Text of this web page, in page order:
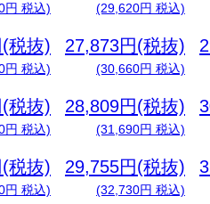
円 税込) (29,620円 税込)
税抜)
円 税込)
27,873円(税抜)
(30,660円 税込)
税抜)
円 税込)
28,809円(税抜)
(31,690円 税込)
税抜)
円 税込)
29,755円(税抜)
(32,730円 税込)